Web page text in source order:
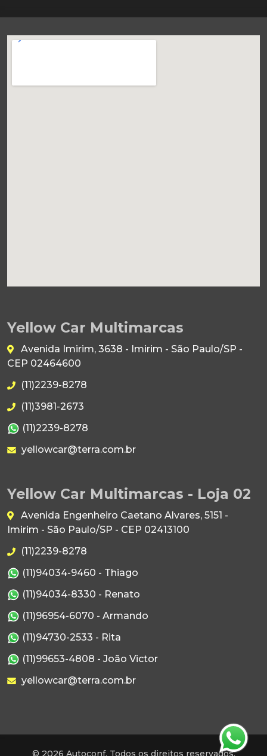
Yellow Car Multimarcas
Avenida Imirim, 3638 - Imirim - São Paulo/SP -
CEP 02464600
(11)2239-8278
(11)3981-2673
(11)2239-8278
yellowcar@terra.com.br
Yellow Car Multimarcas - Loja 02
Avenida Engenheiro Caetano Alvares, 5151 -
Imirim - São Paulo/SP - CEP 02413100
(11)2239-8278
(11)94034-9460 - Thiago
(11)94034-8330 - Renato
(11)96954-6070 - Armando
(11)94730-2533 - Rita
(11)99653-4808 - João Victor
yellowcar@terra.com.br
© 2026 Autoconf. Todos os direitos reservados.